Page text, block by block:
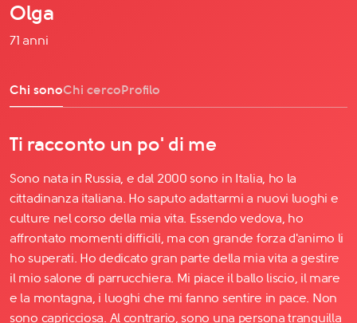
Olga
71 anni
Chi sonoChi cercoProfilo
Ti racconto un po' di me
Sono nata in Russia, e dal 2000 sono in Italia, ho la
cittadinanza italiana. Ho saputo adattarmi a nuovi luoghi e
culture nel corso della mia vita. Essendo vedova, ho
affrontato momenti difficili, ma con grande forza d'animo li
ho superati. Ho dedicato gran parte della mia vita a gestire
il mio salone di parrucchiera. Mi piace il ballo liscio, il mare
e la montagna, i luoghi che mi fanno sentire in pace. Non
sono capricciosa. Al contrario, sono una persona tranquilla